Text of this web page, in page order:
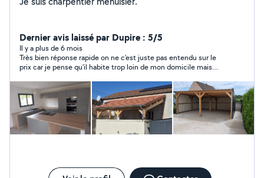
Dernier avis laissé par Dupire : 5/5
Il y a plus de 6 mois
Très bien réponse rapide on ne c'est juste pas entendu sur le
prix car je pense qu'il habite trop loin de mon domicile mais
fois